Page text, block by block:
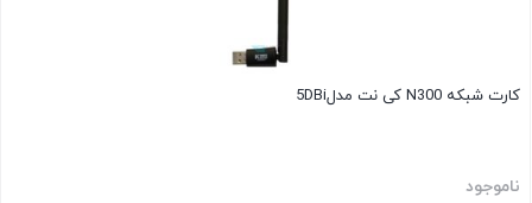
کارت شبکه N300 کی نت مدل5DBi
ناموجود